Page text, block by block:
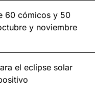
60 cómicos y 50
y noviembre
el eclipse solar